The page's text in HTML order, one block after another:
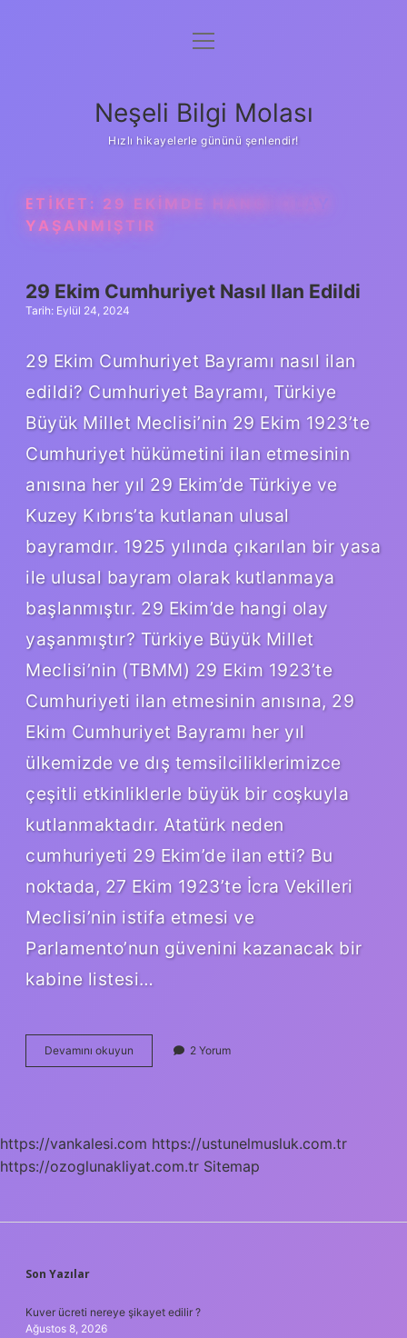
Anasayfa
Yasal Uyarı
menüyü
Neşeli Bilgi Molası
Hızlı hikayelerle gününü şenlendir!
ETIKET: 29 EKIMDE HANGI OLAY
YAŞANMIŞTIR
29 Ekim Cumhuriyet Nasıl Ilan Edildi
Tarih: Eylül 24, 2024
29 Ekim Cumhuriyet Bayramı nasıl ilan
edildi? Cumhuriyet Bayramı, Türkiye
Büyük Millet Meclisi’nin 29 Ekim 1923’te
Cumhuriyet hükümetini ilan etmesinin
anısına her yıl 29 Ekim’de Türkiye ve
Kuzey Kıbrıs’ta kutlanan ulusal
bayramdır. 1925 yılında çıkarılan bir yasa
ile ulusal bayram olarak kutlanmaya
başlanmıştır. 29 Ekim’de hangi olay
yaşanmıştır? Türkiye Büyük Millet
Meclisi’nin (TBMM) 29 Ekim 1923’te
Cumhuriyeti ilan etmesinin anısına, 29
Ekim Cumhuriyet Bayramı her yıl
ülkemizde ve dış temsilciliklerimizce
çeşitli etkinliklerle büyük bir coşkuyla
kutlanmaktadır. Atatürk neden
cumhuriyeti 29 Ekim’de ilan etti? Bu
noktada, 27 Ekim 1923’te İcra Vekilleri
Meclisi’nin istifa etmesi ve
Parlamento’nun güvenini kazanacak bir
kabine listesi…
Devamını okuyun
Ekim
2 Yorum
https://vankalesi.com https://ustunelmusluk.com.tr
https://ozoglunakliyat.com.tr Sitemap
SIDEBAR
Son Yazılar
Kuver ücreti nereye şikayet edilir ?
Ağustos 8, 2026